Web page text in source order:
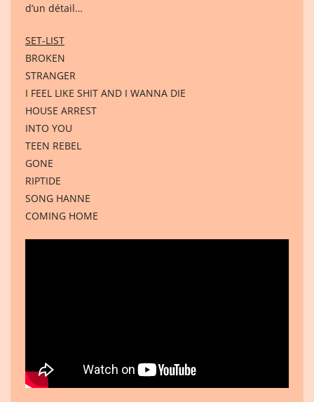
d’un détail…
SET-LIST
BROKEN
STRANGER
I FEEL LIKE SHIT AND I WANNA DIE
HOUSE ARREST
INTO YOU
TEEN REBEL
GONE
RIPTIDE
SONG HANNE
COMING HOME